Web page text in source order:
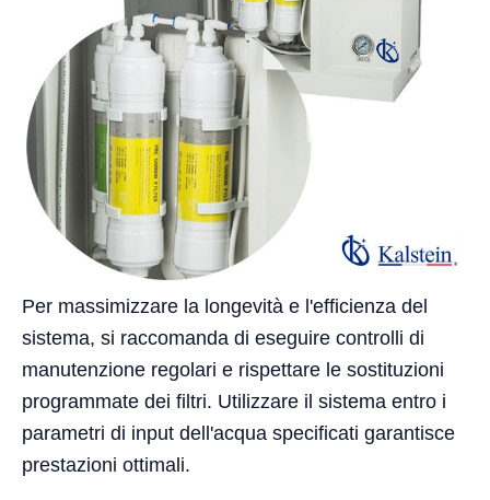
Per massimizzare la longevità e l'efficienza del
sistema, si raccomanda di eseguire controlli di
manutenzione regolari e rispettare le sostituzioni
programmate dei filtri. Utilizzare il sistema entro i
parametri di input dell'acqua specificati garantisce
prestazioni ottimali.